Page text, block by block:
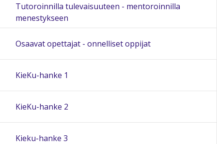
Tutoroinnilla tulevaisuuteen - mentoroinnilla
menestykseen
Osaavat opettajat - onnelliset oppijat
KieKu-hanke 1
KieKu-hanke 2
Kieku-hanke 3